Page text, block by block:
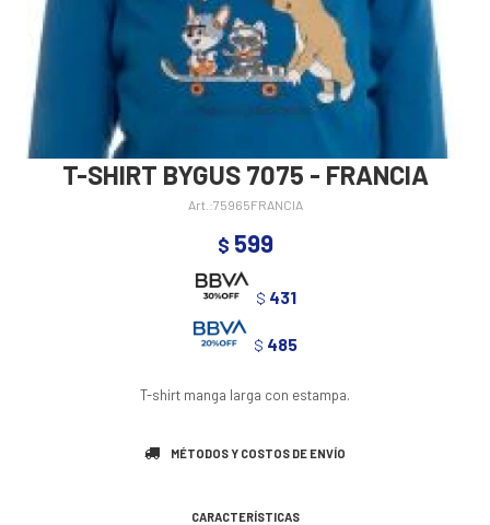
T-SHIRT BYGUS 7075 - FRANCIA
75965FRANCIA
$ 599
$ 431
$ 485
T-shirt manga larga con estampa.
MÉTODOS Y COSTOS DE ENVÍO
CARACTERÍSTICAS